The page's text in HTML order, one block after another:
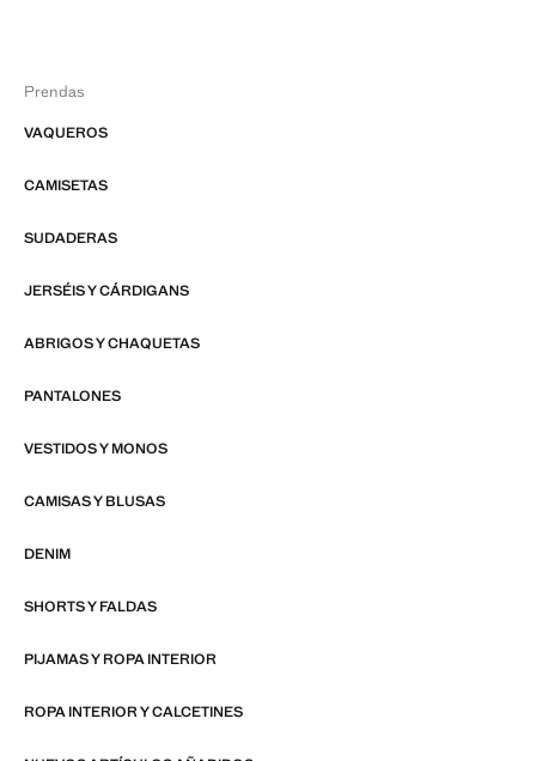
Prendas
VAQUEROS
CAMISETAS
SUDADERAS
JERSÉIS Y CÁRDIGANS
ABRIGOS Y CHAQUETAS
PANTALONES
VESTIDOS Y MONOS
CAMISAS Y BLUSAS
DENIM
SHORTS Y FALDAS
PIJAMAS Y ROPA INTERIOR
ROPA INTERIOR Y CALCETINES